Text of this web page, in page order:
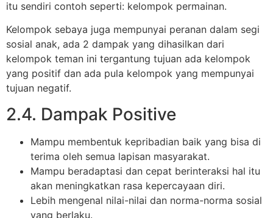
itu sendiri contoh seperti: kelompok permainan.
Kelompok sebaya juga mempunyai peranan dalam segi
sosial anak, ada 2 dampak yang dihasilkan dari
kelompok teman ini tergantung tujuan ada kelompok
yang positif dan ada pula kelompok yang mempunyai
tujuan negatif.
2.4. Dampak Positive
Mampu membentuk kepribadian baik yang bisa di
terima oleh semua lapisan masyarakat.
Mampu beradaptasi dan cepat berinteraksi hal itu
akan meningkatkan rasa kepercayaan diri.
Lebih mengenal nilai-nilai dan norma-norma sosial
yang berlaku.